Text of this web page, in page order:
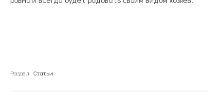
Раздел: Статьи